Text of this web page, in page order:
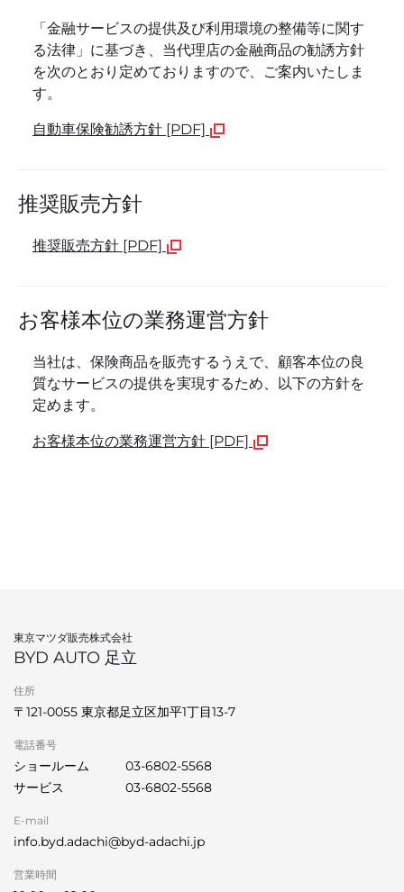
「金融サービスの提供及び利用環境の整備等に関す
る法律」に基づき、当代理店の金融商品の勧誘方針
を次のとおり定めておりますので、ご案内いたしま
す。
自動車保険勧誘方針 [PDF]
推奨販売方針
推奨販売方針 [PDF]
お客様本位の業務運営方針
当社は、保険商品を販売するうえで、顧客本位の良
質なサービスの提供を実現するため、以下の方針を
定めます。
お客様本位の業務運営方針 [PDF]
東京マツダ販売株式会社
BYD AUTO 足立
住所
〒121-0055 東京都足立区加平1丁目13‐7
電話番号
ショールーム
03-6802-5568
サービス
03-6802-5568
E-mail
info.byd.adachi@byd-adachi.jp
営業時間